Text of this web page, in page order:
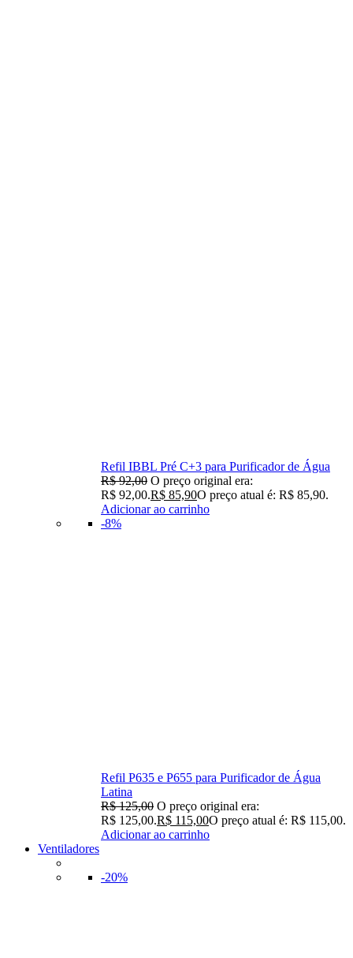
Refil IBBL Pré C+3 para Purificador de Água
R$92,00 O preço original era:
R$ 92,00.R$ 85,90O preço atual é: R$ 85,90.
Adicionar ao carrinho
-8%
Refil P635 e P655 para Purificador de Água
Latina
R$125,00 O preço original era:
R$ 125,00.R$ 115,00O preço atual é: R$ 115,00.
Adicionar ao carrinho
Ventiladores
-20%